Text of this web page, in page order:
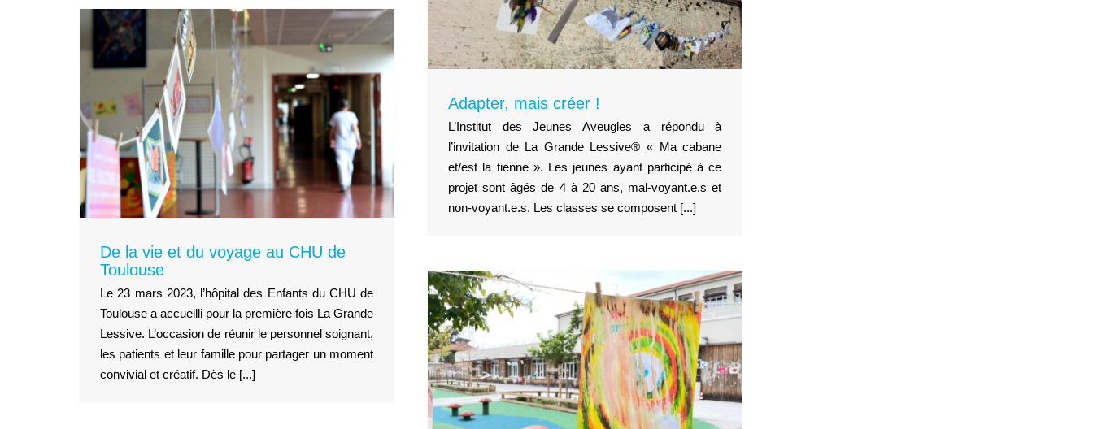
Adapter, mais créer !
L’Institut des Jeunes Aveugles a répondu à
l’invitation de La Grande Lessive® « Ma cabane
et/est la tienne ». Les jeunes ayant participé à ce
projet sont âgés de 4 à 20 ans, mal-voyant.e.s et
non-voyant.e.s. Les classes se composent [...]
De la vie et du voyage au CHU de
Toulouse
Le 23 mars 2023, l’hôpital des Enfants du CHU de
Toulouse a accueilli pour la première fois La Grande
Lessive. L’occasion de réunir le personnel soignant,
les patients et leur famille pour partager un moment
convivial et créatif. Dès le [...]
La couleur de mes rêves à